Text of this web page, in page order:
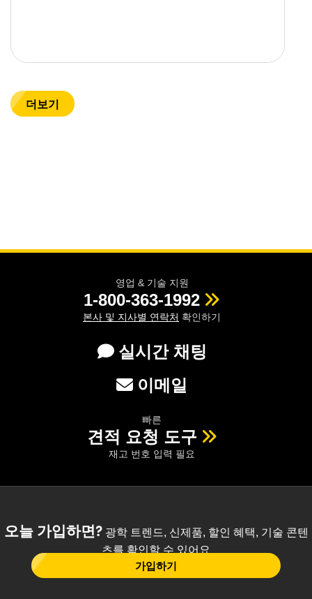
더보기
영업 & 기술 지원
1-800-363-1992
본사 및 지사별 연락처 확인하기
실시간 채팅
이메일
빠른
견적 요청 도구
재고 번호 입력 필요
오늘 가입하면?광학 트렌드, 신제품, 할인 혜택, 기술 콘텐
츠를 확인할 수 있어요
가입하기